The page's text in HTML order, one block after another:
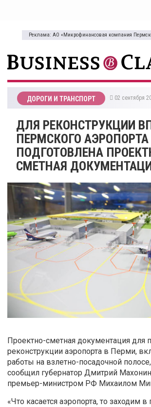
Реклама: АО «Микрофинансовая компания
ДОРОГИ И ТРАНСПОРТ 02 сентября
ДЛЯ РЕКОНСТРУКЦИИ
ПЕРМСКОГО АЭРОПОРТА
ПОДГОТОВЛЕНА
СМЕТНАЯ
Проектно-сметная документация для
реконструкции аэропорта в Перми,
работы на взлетно-посадочной
сообщил губернатор Дмитрий
премьер-министром РФ Михаилом
«Что касается аэропорта, то заходим